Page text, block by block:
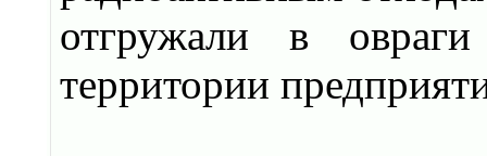
отгружали в
территории